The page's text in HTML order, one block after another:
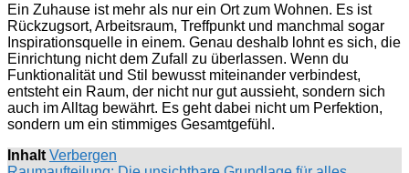
Ein Zuhause ist mehr als nur ein Ort zum Wohnen. Es ist
Rückzugsort, Arbeitsraum, Treffpunkt und manchmal sogar
Inspirationsquelle in einem. Genau deshalb lohnt es sich, die
Einrichtung nicht dem Zufall zu überlassen. Wenn du
Funktionalität und Stil bewusst miteinander verbindest,
entsteht ein Raum, der nicht nur gut aussieht, sondern sich
auch im Alltag bewährt. Es geht dabei nicht um Perfektion,
sondern um ein stimmiges Gesamtgefühl.
Inhalt Verbergen